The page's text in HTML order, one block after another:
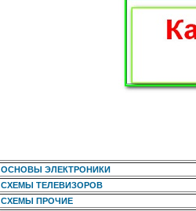
ОСНОВЫ ЭЛЕКТРОНИКИ
СХЕМЫ ТЕЛЕВИЗОРОВ
СХЕМЫ ПРОЧИЕ